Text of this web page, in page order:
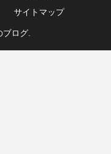
サイトマップ
ログ.